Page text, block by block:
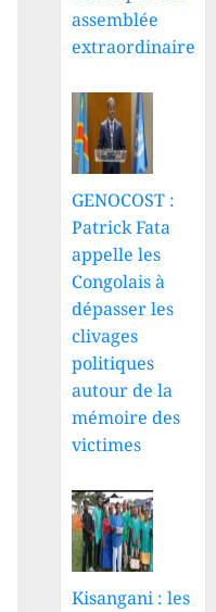
assemblée
extraordinaire
GENOCOST :
Patrick Fata
appelle les
Congolais à
dépasser les
clivages
politiques
autour de la
mémoire des
victimes
Kisangani : les